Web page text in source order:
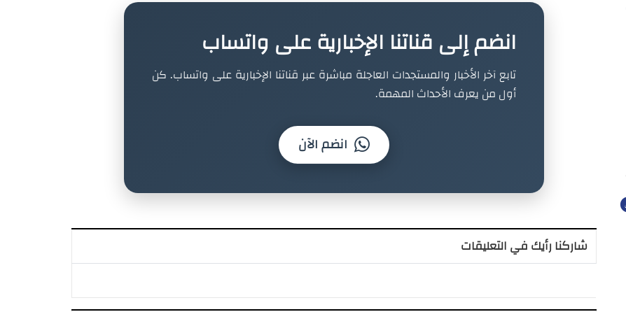
انضم إلى قناتنا الإخبارية على واتساب
تابع آخر الأخبار والمستجدات العاجلة مباشرة عبر قناتنا الإخبارية على واتساب. كن
أول من يعرف الأحداث المهمة.
انضم الآن
شاركنا رأيك في التعليقات